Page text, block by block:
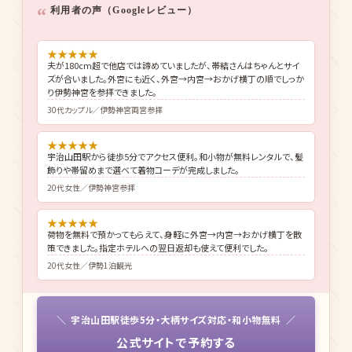
利用者の声（Googleレビュー）
★★★★★
夫が180cm超で他店では諦めていましたが、帯結さんはちゃんとサイ
ズが合いました。外宮にも近く、外宮→内宮→おかげ横丁の順でしっか
り伊勢神宮を参拝できました。
30代カップル／伊勢神宮両宮参拝
★★★★★
宇治山田駅から徒歩5分でアクセス便利。和小物が無料レンタルで、髪
飾りや帯留めまで選べて着物コーデが完成しました。
20代女性／伊勢神宮参拝
★★★★★
荷物を無料で預かってもらえて、身軽に外宮→内宮→おかげ横丁を散
策できました。指定ホテルへの翌日返却も使えて便利でした。
20代女性／伊勢1泊観光
宇治山田駅徒歩5分・大柄サイズ対応・和小物無料
公式サイトで予約する